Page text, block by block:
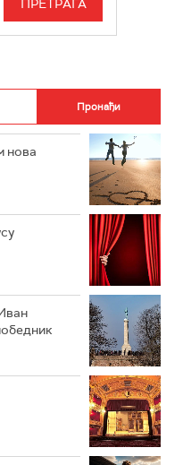
РОКЕНРОЛЕР
ЏЕЗЕР
нова